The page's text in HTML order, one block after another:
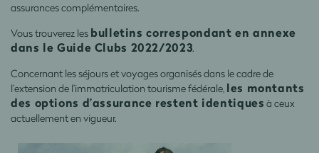
assurances complémentaires.
Vous trouverez les bulletins correspondant en annexe
dans le Guide Clubs 2022/2023.
Concernant les séjours et voyages organisés dans le cadre de
l’extension de l’immatriculation tourisme fédérale, les montants
des options d’assurance restent identiques à ceux
actuellement en vigueur.